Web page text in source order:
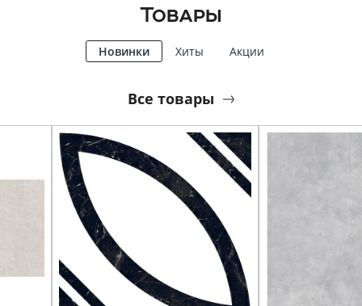
Товары
Новинки Хиты Акции
Все товары